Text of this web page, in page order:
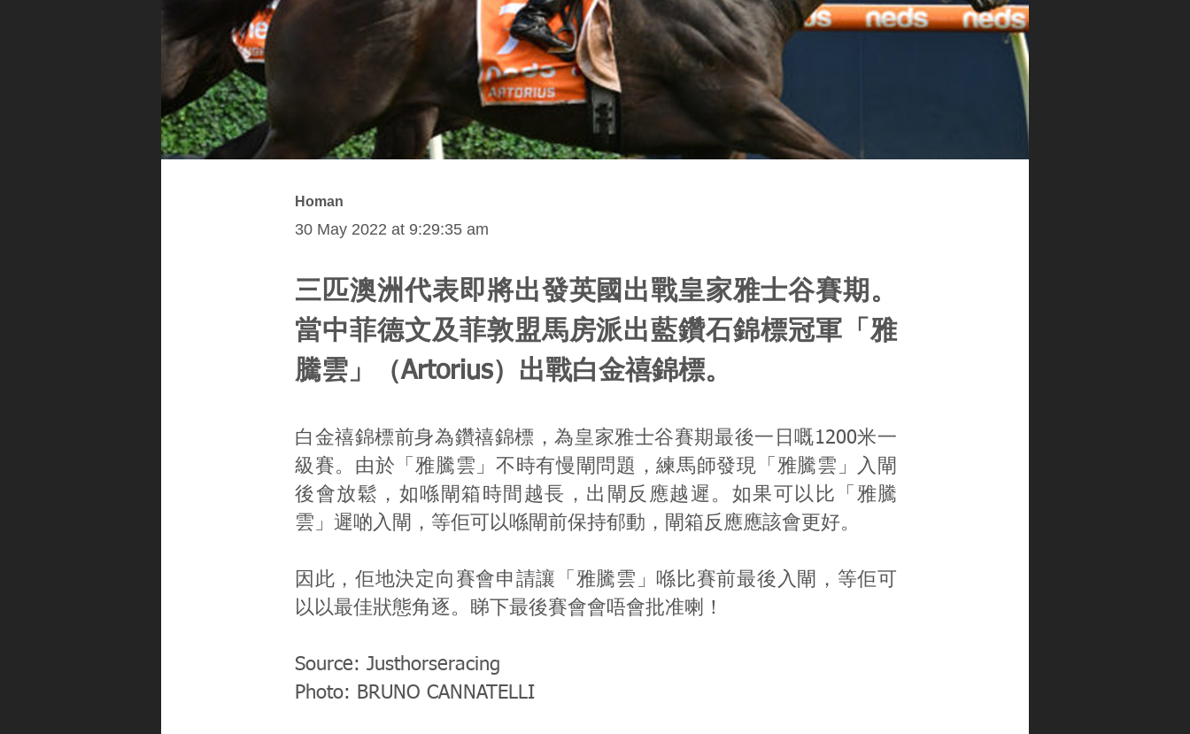
Homan
30 May 2022 at 9:29:35 am
三匹澳洲代表即將出發英國出戰皇家雅士谷賽期。
當中菲德文及菲敦盟馬房派出藍鑽石錦標冠軍「雅
騰雲」（Artorius）出戰白金禧錦標。
白金禧錦標前身為鑽禧錦標，為皇家雅士谷賽期最後一日嘅1200米一
級賽。由於「雅騰雲」不時有慢閘問題，練馬師發現「雅騰雲」入閘
後會放鬆，如喺閘箱時間越長，出閘反應越遲。如果可以比「雅騰
雲」遲啲入閘，等佢可以喺閘前保持郁動，閘箱反應應該會更好。
因此，佢地決定向賽會申請讓「雅騰雲」喺比賽前最後入閘，等佢可
以以最佳狀態角逐。睇下最後賽會會唔會批准喇！
Source: Justhorseracing
Photo: BRUNO CANNATELLI